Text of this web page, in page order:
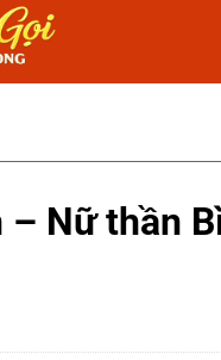
– Nữ thần